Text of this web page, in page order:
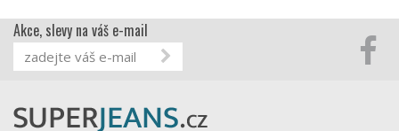
Akce, slevy na váš e-mail